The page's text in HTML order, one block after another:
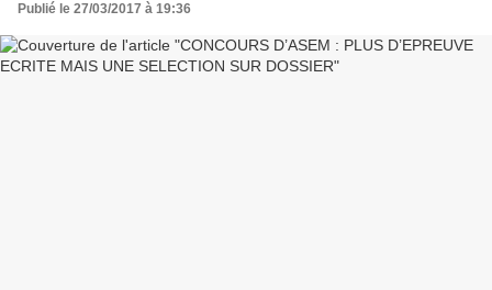
Publié le 27/03/2017 à 19:36